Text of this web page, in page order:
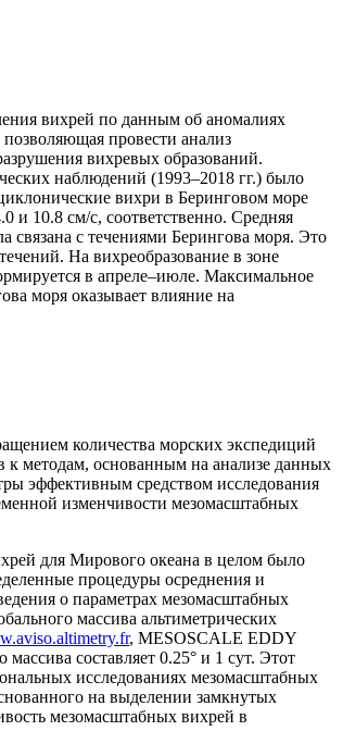
вихрей по данным об аномалиях
провести анализ
вихревых образований.
наблюдений (1993–2018 гг.) было
вихри в Беринговом море
и 10.8 см/с, соответственно. Средняя
связана с течениями Берингова моря. Это
На вихреобразование в зоне
в апреле–июле. Максимальное
моря оказывает влияние на
количества морских экспедиций
к методам, основанным на анализе данных
эффективным средством исследования
изменчивости мезомасштабных
для Мирового океана в целом было
процедуры осреднения и
о параметрах мезомасштабных
массива альтиметрических
, MESOSCALE EDDY
составляет 0.25° и 1 сут. Этот
исследованиях мезомасштабных
на выделении замкнутых
мезомасштабных вихрей в